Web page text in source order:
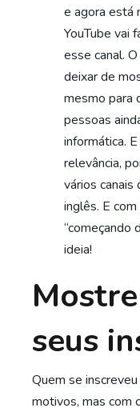
e agora está
YouTube vai
esse canal.
deixar de
mesmo para
pessoas
informática.
relevância,
vários canais
inglês. E
“começando
ideia!
seus
Quem se
motivos, mas com